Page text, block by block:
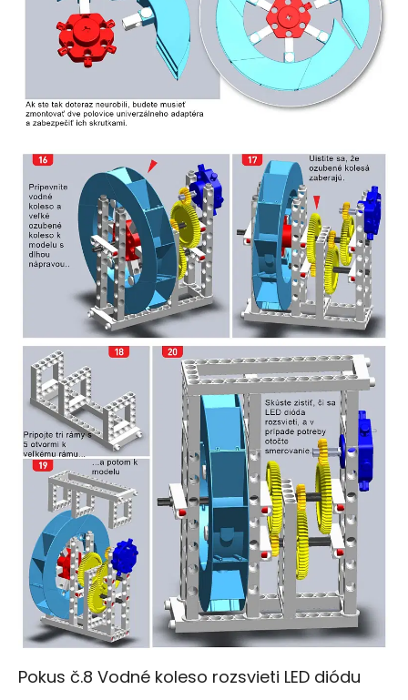
Pokus č.8 Vodné koleso rozsvieti LED diódu